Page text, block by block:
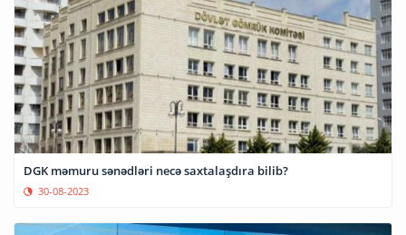
DGK məmuru sənədləri necə saxtalaşdıra bilib?
30-08-2023